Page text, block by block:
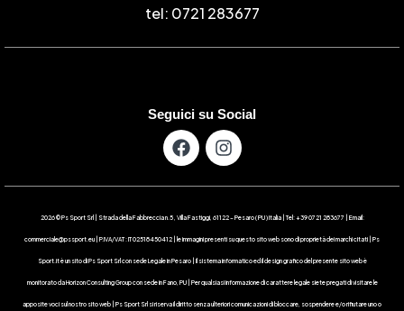
tel: 0721 283677
Seguici su Social
2026 © Ps Sport Srl | Strada della Fabbreccia n.5 , Villa Fastiggi, 61122 – Pesaro ( PU ) Italia | Tel: +39 0721 283677 | Email:
commerciale@pssport.eu | P.IVA/VAT : IT 02518450412 | le immagini presenti su questo sito web sono di proprietà dei marchi citati | Ps
Sport.it è un sito di Ps Sport Srl con sede Legale in Pesaro | Il sistema informatico ed il design grafico del presente sito web è
monitorato da Horizon Consulting Group con sede in Fano, PU | Per qualsiasi informazione di carattere legale siete pregati di visitare le
apposite voci sul nostro sito web | Ps Sport Srl si riserva il diritto senza ulteriori comunicazioni di bloccare, sospendere e/o rifiutare uno o